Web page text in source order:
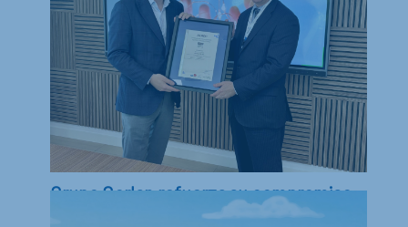
Grupo Gorlan refuerza su compromiso
con las personas, la sostenibilidad y la